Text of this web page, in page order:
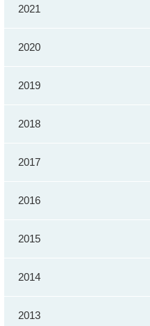
2021
2020
2019
2018
2017
2016
2015
2014
2013